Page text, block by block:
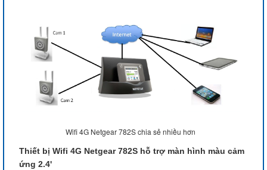
Wifi 4G Netgear 782S chia sẻ nhiều hơn
Thiết bị Wifi 4G Netgear 782S hỗ trợ màn hình màu cảm
ứng 2.4'